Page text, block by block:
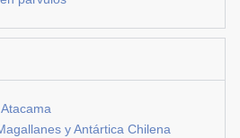
y Antártica Chilena